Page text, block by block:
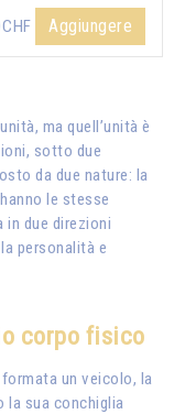
Aggiungere
ma quell’unità è
sotto due
da due nature: la
le stesse
in due direzioni
personalità e
corpo fisico
un veicolo, la
la sua conchiglia